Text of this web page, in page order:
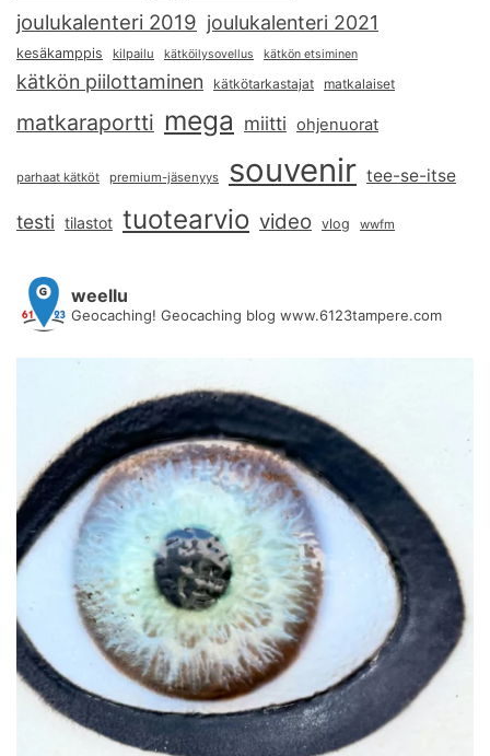
joulukalenteri 2019 joulukalenteri 2021
kesäkamppis kilpailu kätköilysovellus kätkön etsiminen
kätkön piilottaminen kätkötarkastajat matkalaiset
matkaraportti mega miitti ohjenuorat
parhaat kätköt premium-jäsenyys souvenir tee-se-itse
testi tilastot tuotearvio video vlog wwfm
weellu
Geocaching! Geocaching blog www.6123tampere.com